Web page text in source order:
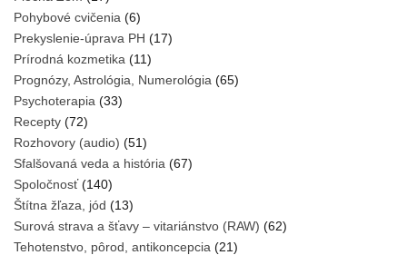
Pohybové cvičenia (6)
Prekyslenie-úprava PH (17)
Prírodná kozmetika (11)
Prognózy, Astrológia, Numerológia (65)
Psychoterapia (33)
Recepty (72)
Rozhovory (audio) (51)
Sfalšovaná veda a história (67)
Spoločnosť(140)
Štítna žľaza, jód (13)
Surová strava a šťavy – vitariánstvo (RAW) (62)
Tehotenstvo, pôrod, antikoncepcia (21)